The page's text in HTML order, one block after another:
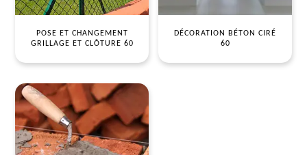
POSE ET CHANGEMENT
GRILLAGE ET CLÔTURE 60
DÉCORATION BÉTON CIRÉ
60